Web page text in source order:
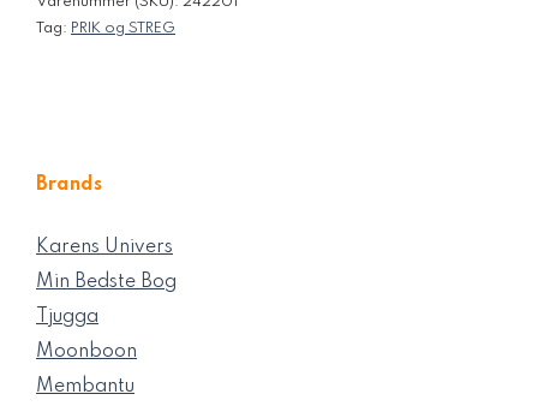
Tag: PRIK og STREG
Brands
Karens Univers
Min Bedste Bog
Tjugga
Moonboon
Membantu